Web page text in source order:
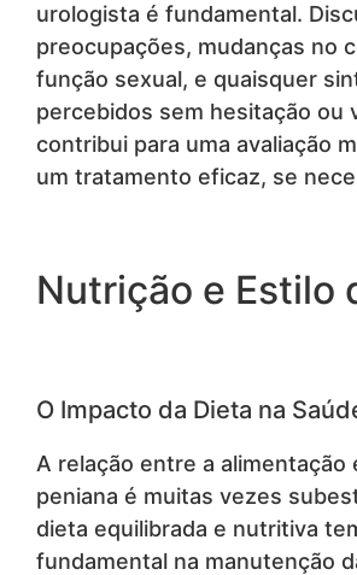
urologista é fundamental.
preocupações, mudanças no
função sexual, e quaisquer
percebidos sem hesitação ou
contribui para uma avaliação
um tratamento eficaz, se
Nutrição e Estilo
O Impacto da Dieta na
A relação entre a alimentação
peniana é muitas vezes
dieta equilibrada e nutritiva
fundamental na manutenção